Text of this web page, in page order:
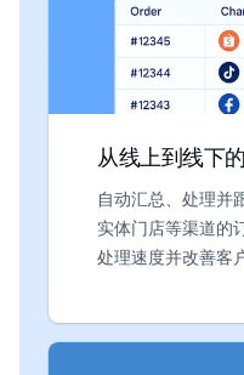
从线上到线下
自动汇总、处理并
实体门店等渠道的
处理速度并改善客